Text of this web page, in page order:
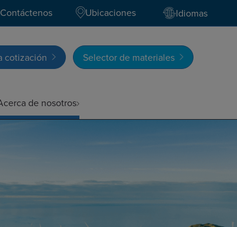
Contáctenos Ubicaciones Idiomas
cotización Selector de materiales
de nosotros